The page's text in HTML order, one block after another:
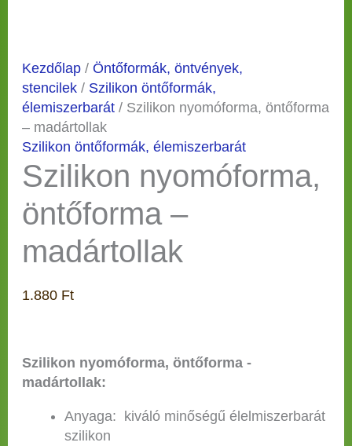
Kezdőlap/ Öntőformák, öntvények,
stencilek/ Szilikon öntőformák,
élemiszerbarát/ Szilikon nyomóforma, öntőforma
– madártollak
Szilikon öntőformák, élemiszerbarát
Szilikon nyomóforma,
öntőforma –
madártollak
1.880 Ft
Szilikon nyomóforma, öntőforma -
madártollak:
Anyaga: kiváló minőségű élelmiszerbarát
szilikon